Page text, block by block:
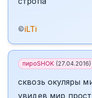
©iLTi
пироSHOK (27.04.2016)
сквозь окуляры
увидев мир